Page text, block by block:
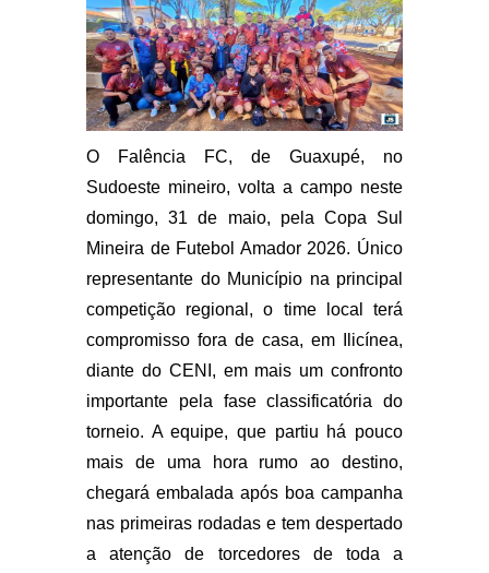
O Falência FC, de Guaxupé, no
Sudoeste mineiro, volta a campo neste
domingo, 31 de maio, pela Copa Sul
Mineira de Futebol Amador 2026. Único
representante do Município na principal
competição regional, o time local terá
compromisso fora de casa, em Ilicínea,
diante do CENI, em mais um confronto
importante pela fase classificatória do
torneio. A equipe, que partiu há pouco
mais de uma hora rumo ao destino,
chegará embalada após boa campanha
nas primeiras rodadas e tem despertado
a atenção de torcedores de toda a